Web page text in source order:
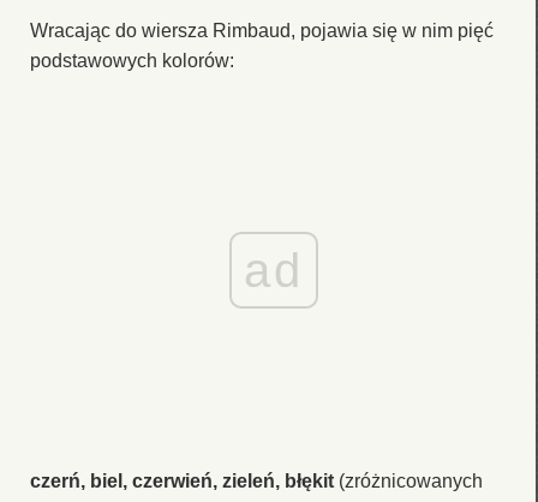
Wracając do wiersza Rimbaud, pojawia się w nim pięć
podstawowych kolorów:
ad
czerń, biel, czerwień, zieleń, błękit (zróżnicowanych